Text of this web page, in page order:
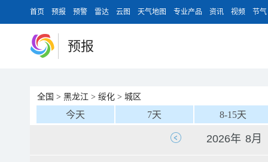
首页 预报 预警 雷达 云图 天气地图 专业产品 资讯 视频 节气
预报
全国 > 黑龙江 > 绥化 > 城区
今天 7天 8-15天